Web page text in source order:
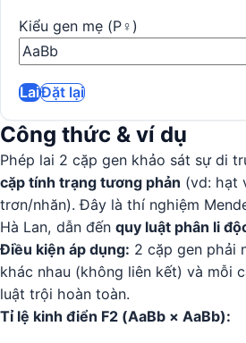
Kiểu gen mẹ (P♀)
LaiĐặt lại
Công thức & ví dụ
Phép lai 2 cặp gen khảo sát sự di
cặp tính trạng tương phản (vd: hạt
trơn/nhăn). Đây là thí nghiệm
Hà Lan, dẫn đến quy luật phân li
Điều kiện áp dụng: 2 cặp gen phải
khác nhau (không liên kết) và mỗi
luật trội hoàn toàn.
Tỉ lệ kinh điển F2 (AaBb × AaBb):